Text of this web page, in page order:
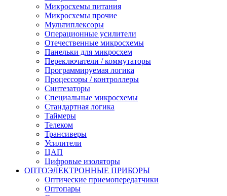
Микросхемы питания
Микросхемы прочие
Мультиплексоры
Операционные усилители
Отечественные микросхемы
Панельки для микросхем
Переключатели / коммутаторы
Программируемая логика
Процессоры / контроллеры
Синтезаторы
Специальные микросхемы
Стандартная логика
Таймеры
Телеком
Трансиверы
Усилители
ЦАП
Цифровые изоляторы
ОПТОЭЛЕКТРОННЫЕ ПРИБОРЫ
Оптические приемопередатчики
Оптопары